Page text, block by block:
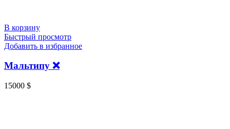
В корзину
Быстрый просмотр
Добавить в избранное
Мальтипу ❌
15000 $